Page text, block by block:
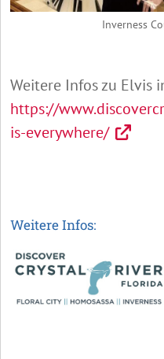
Inverness
Weitere Infos zu Elvis
https://
is-everywhere/
Weitere Infos: